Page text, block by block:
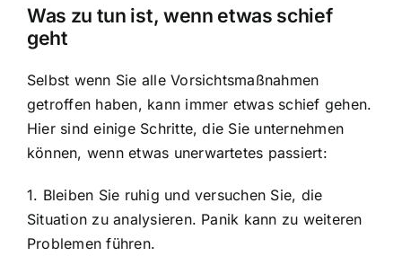
Was zu tun ist, wenn etwas schief
geht
Selbst wenn Sie alle Vorsichtsmaßnahmen
getroffen haben, kann immer etwas schief gehen.
Hier sind einige Schritte, die Sie unternehmen
können, wenn etwas unerwartetes passiert:
1. Bleiben Sie ruhig und versuchen Sie, die
Situation zu analysieren. Panik kann zu weiteren
Problemen führen.